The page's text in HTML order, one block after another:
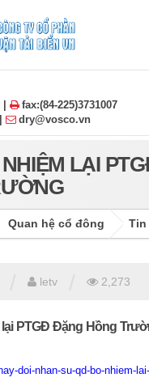
fax:(84-225)3731007
dry@vosco.vn
LẠI
Quan hệ cổ đông Tin
letv 2,273
PTGĐ Đặng Hồng
doi-nhan-su-qd-bo-nhiem-